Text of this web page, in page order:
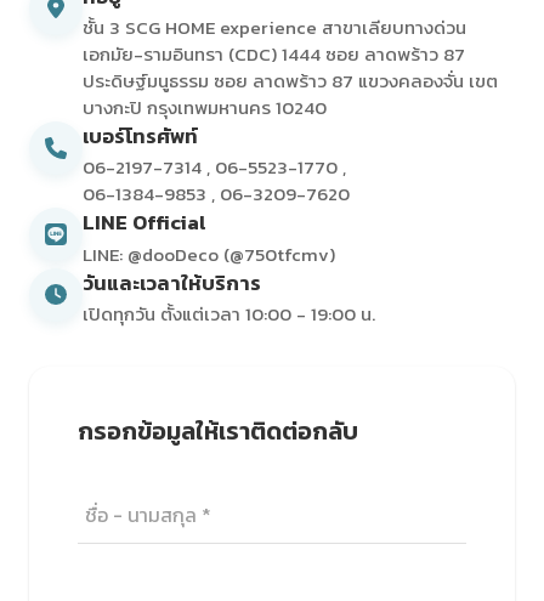
ชั้น 3 SCG HOME experience สาขาเลียบทางด่วน
เอกมัย-รามอินทรา (CDC) 1444 ซอย ลาดพร้าว 87
ประดิษฐ์มนูธรรม ซอย ลาดพร้าว 87 แขวงคลองจั่น เขต
บางกะปิ กรุงเทพมหานคร 10240
เบอร์โทรศัพท์
06-2197-7314 , 06-5523-1770 ,
06-1384-9853 , 06-3209-7620
LINE Official
LINE: @dooDeco (@750tfcmv)
วันและเวลาให้บริการ
เปิดทุกวัน ตั้งแต่เวลา 10:00 - 19:00 น.
กรอกข้อมูลให้เราติดต่อกลับ